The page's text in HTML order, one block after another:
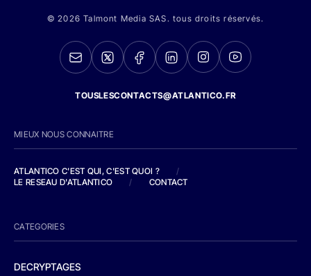
© 2026 Talmont Media SAS. tous droits réservés.
TOUSLESCONTACTS@ATLANTICO.FR
MIEUX NOUS CONNAITRE
ATLANTICO C'EST QUI, C'EST QUOI ?
/
LE RESEAU D'ATLANTICO
/ CONTACT
CATEGORIES
DECRYPTAGES